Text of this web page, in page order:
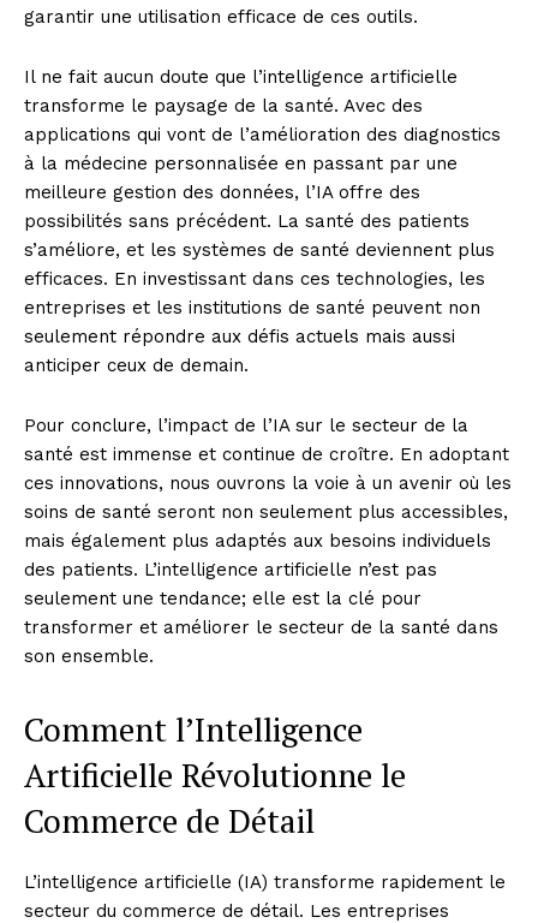
garantir une utilisation efficace de ces outils.
Il ne fait aucun doute que l’intelligence artificielle
transforme le paysage de la santé. Avec des
applications qui vont de l’amélioration des diagnostics
à la médecine personnalisée en passant par une
meilleure gestion des données, l’IA offre des
possibilités sans précédent. La santé des patients
s’améliore, et les systèmes de santé deviennent plus
efficaces. En investissant dans ces technologies, les
entreprises et les institutions de santé peuvent non
seulement répondre aux défis actuels mais aussi
anticiper ceux de demain.
Pour conclure, l’impact de l’IA sur le secteur de la
santé est immense et continue de croître. En adoptant
ces innovations, nous ouvrons la voie à un avenir où les
soins de santé seront non seulement plus accessibles,
mais également plus adaptés aux besoins individuels
des patients. L’intelligence artificielle n’est pas
seulement une tendance; elle est la clé pour
transformer et améliorer le secteur de la santé dans
son ensemble.
Comment l’Intelligence
Artificielle Révolutionne le
Commerce de Détail
L’intelligence artificielle (IA) transforme rapidement le
secteur du commerce de détail. Les entreprises